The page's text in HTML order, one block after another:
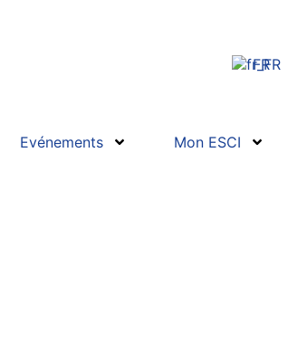
FR
Evénements Mon ESCI